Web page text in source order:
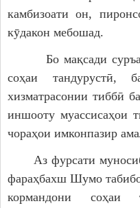
камбизоати он,
кӯдакон
Бо мақсади
соҳаи тандурустӣ,
хизматрасонии тиббӣ
иншооту муассисаҳои
чораҳои имконпазир
Аз фурсати муносиб
фараҳбахш Шумо
кормандони соҳаи